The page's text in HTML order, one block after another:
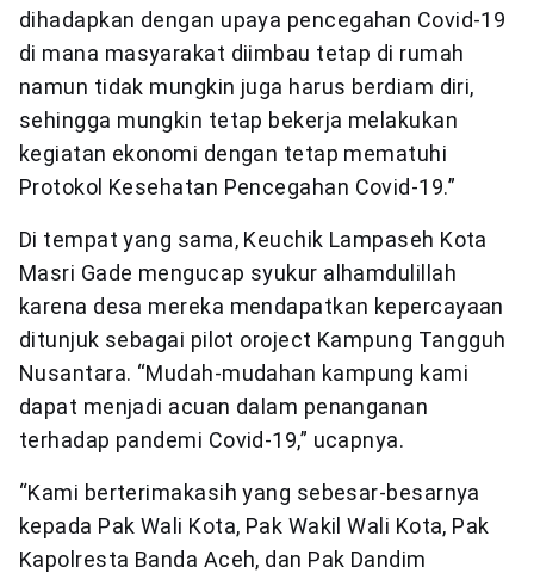
dihadapkan dengan upaya pencegahan Covid-19
di mana masyarakat diimbau tetap di rumah
namun tidak mungkin juga harus berdiam diri,
sehingga mungkin tetap bekerja melakukan
kegiatan ekonomi dengan tetap mematuhi
Protokol Kesehatan Pencegahan Covid-19.”
Di tempat yang sama, Keuchik Lampaseh Kota
Masri Gade mengucap syukur alhamdulillah
karena desa mereka mendapatkan kepercayaan
ditunjuk sebagai pilot oroject Kampung Tangguh
Nusantara. “Mudah-mudahan kampung kami
dapat menjadi acuan dalam penanganan
terhadap pandemi Covid-19,” ucapnya.
“Kami berterimakasih yang sebesar-besarnya
kepada Pak Wali Kota, Pak Wakil Wali Kota, Pak
Kapolresta Banda Aceh, dan Pak Dandim